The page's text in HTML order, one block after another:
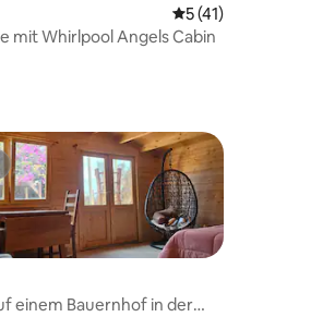
Durchschnittliche
5 (41)
mit Whirlpool Angels Cabin
einem Bauernhof in der